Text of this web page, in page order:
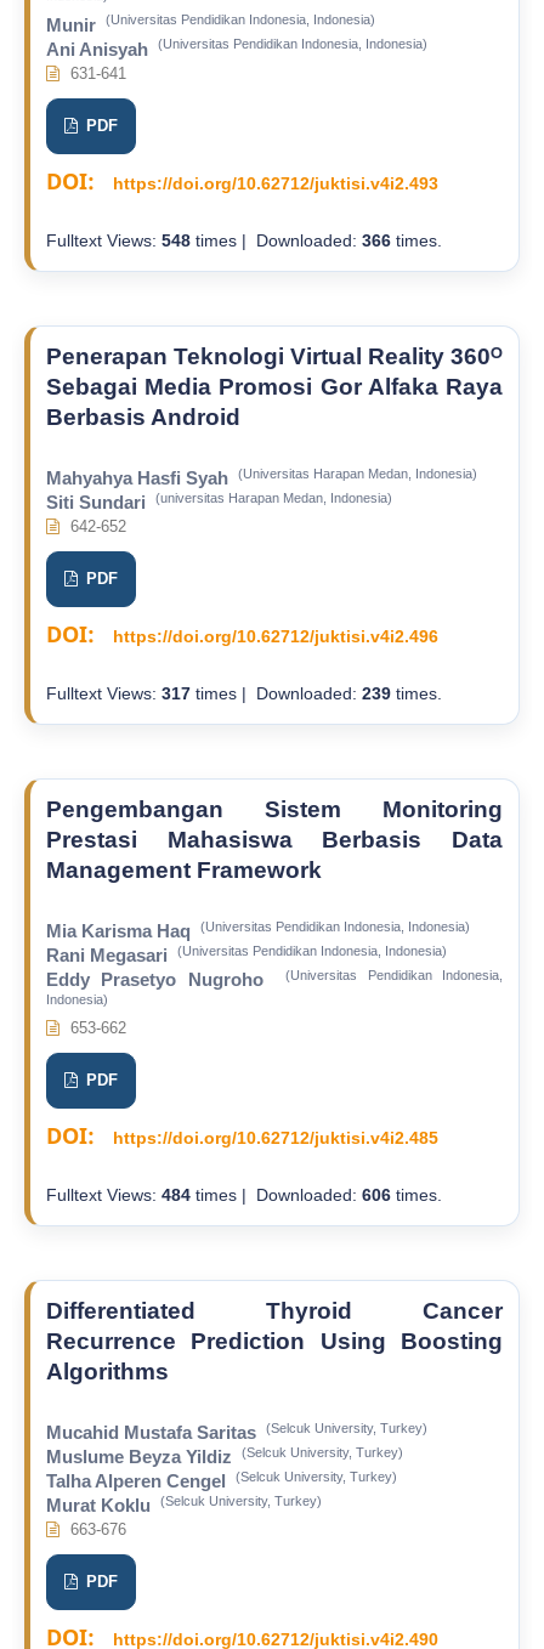
Munir (Universitas Pendidikan Indonesia, Indonesia)
Ani Anisyah (Universitas Pendidikan Indonesia, Indonesia)
631-641
PDF
DOI: https://doi.org/10.62712/juktisi.v4i2.493
Fulltext Views: 548times | Downloaded: 366times.
Penerapan Teknologi Virtual Reality 360ᴼ
Sebagai Media Promosi Gor Alfaka Raya
Berbasis Android
Mahyahya Hasfi Syah (Universitas Harapan Medan, Indonesia)
Siti Sundari (universitas Harapan Medan, Indonesia)
642-652
PDF
DOI: https://doi.org/10.62712/juktisi.v4i2.496
Fulltext Views: 317times | Downloaded: 239times.
Pengembangan Sistem Monitoring
Prestasi Mahasiswa Berbasis Data
Management Framework
Mia Karisma Haq (Universitas Pendidikan Indonesia, Indonesia)
Rani Megasari (Universitas Pendidikan Indonesia, Indonesia)
Eddy Prasetyo Nugroho
(Universitas Pendidikan Indonesia,
Indonesia)
653-662
PDF
DOI: https://doi.org/10.62712/juktisi.v4i2.485
Fulltext Views: 484times | Downloaded: 606times.
Differentiated Thyroid Cancer
Recurrence Prediction Using Boosting
Algorithms
Mucahid Mustafa Saritas (Selcuk University, Turkey)
Muslume Beyza Yildiz (Selcuk University, Turkey)
Talha Alperen Cengel (Selcuk University, Turkey)
Murat Koklu (Selcuk University, Turkey)
663-676
PDF
DOI: https://doi.org/10.62712/juktisi.v4i2.490